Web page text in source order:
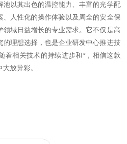
以其出色的温控能力、丰富的光学配
人性化的操作体验以及周全的安全保
领域日益增长的专业需求。它不仅是高
的理想选择，也是企业研发中心推进技
着相关技术的持续进步和*，相信这款
放异彩。